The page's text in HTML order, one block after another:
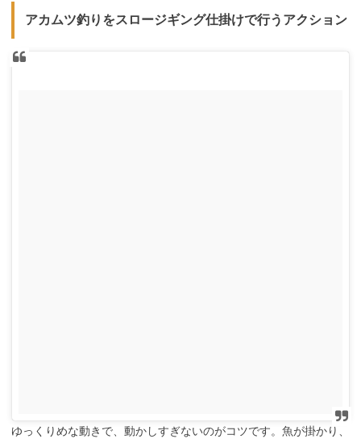
アカムツ釣りをスロージギング仕掛けで行うアクション
ゆっくりめな動きで、動かしすぎないのがコツです。魚が掛かり、